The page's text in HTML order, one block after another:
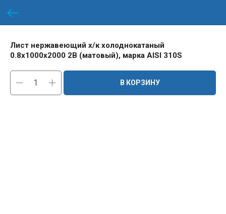
Лист нержавеющий х/к холоднокатаный
0.8х1000х2000 2B (матовый), марка AISI 310S
В КОРЗИНУ